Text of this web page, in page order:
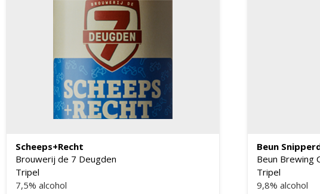
unieke
Scheeps+Recht
Brouwerij de 7 Deugden
Tripel
7,5% alcohol
Beun
Beun Brewing
Tripel
9,8% alcohol